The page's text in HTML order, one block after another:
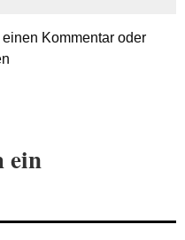
Kommentar oder
ein